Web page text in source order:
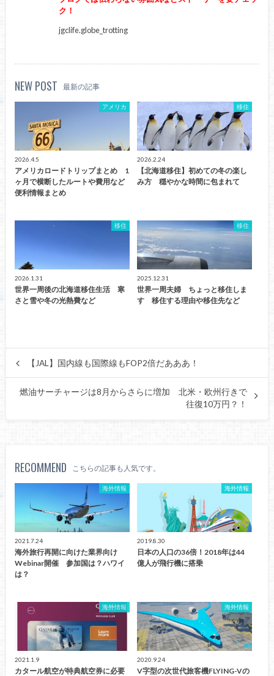
ク！
jgclife.globe_trotting
NEW POST 最新の記事
アメリカ
2026.4.5
アメリカロードトリップまとめ 1
ヶ月で横断したルートや費用など
便利情報まとめ
移住
2026.2.24
【北海道移住】初めての冬の楽し
み方 穏やかな時間に包まれて
移住
2026.1.31
世界一周後の北海道移住生活 寒
さと雪や冬の光熱費など
移住
2025.12.31
世界一周夫婦 ちょっと移住しま
す 移住する理由や移住先など
【JAL】国内線も国際線もFOP2倍だあああ！
燃油サーチャージは8月からさらに増加 北米・欧州行きで
往復10万円？！
RECOMMEND こちらの記事も人気です。
海外情報
2021.7.24
海外旅行再開に向けた業界向け
Webinar開催 参加国は？ハワイ
は？
海外情報
2019.8.30
日本の人口の36倍！2018年は44
億人が飛行機に搭乗
海外情報
2021.1.9
カタール航空が特典航空券に必要
海外情報
2020.9.24
V字型の次世代旅客機FLYING-Vの